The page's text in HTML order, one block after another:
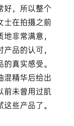
好，所以整个
士在拍摄之前
非常满意，
品的认可，
真实感受。
混精华后给出
前未曾用过肌
些产品了。